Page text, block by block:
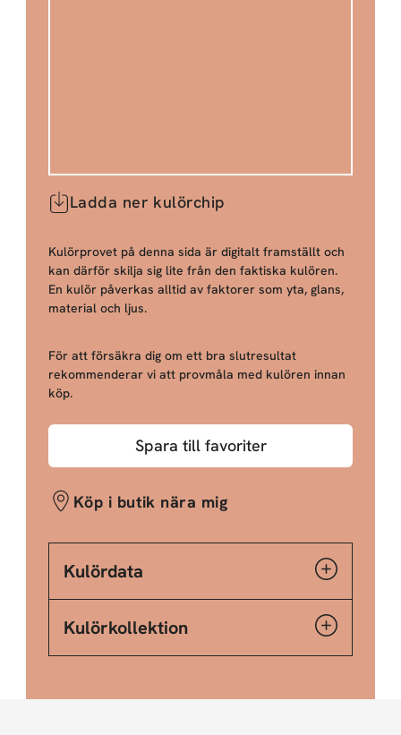
Ladda ner kulörchip
Kulörprovet på denna sida är digitalt framställt och
kan därför skilja sig lite från den faktiska kulören.
En kulör påverkas alltid av faktorer som yta, glans,
material och ljus.
För att försäkra dig om ett bra slutresultat
rekommenderar vi att provmåla med kulören innan
köp.
Spara till favoriter
Köp i butik nära mig
Kulördata
Kulörkollektion